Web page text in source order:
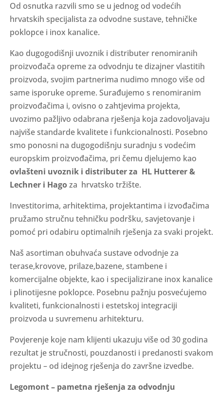
Od osnutka razvili smo se u jednog od vodećih
hrvatskih specijalista za odvodne sustave, tehničke
poklopce i inox kanalice.
Kao dugogodišnji uvoznik i distributer renomiranih
proizvođača opreme za odvodnju te dizajner vlastitih
proizvoda, svojim partnerima nudimo mnogo više od
same isporuke opreme. Surađujemo s renomiranim
proizvođačima i, ovisno o zahtjevima projekta,
uvozimo pažljivo odabrana rješenja koja zadovoljavaju
najviše standarde kvalitete i funkcionalnosti. Posebno
smo ponosni na dugogodišnju suradnju s vodećim
europskim proizvođačima, pri čemu djelujemo kao
ovlašteni uvoznik i distributer za HL Hutterer &
Lechner i Hagoza hrvatsko tržište.
Investitorima, arhitektima, projektantima i izvođačima
pružamo stručnu tehničku podršku, savjetovanje i
pomoć pri odabiru optimalnih rješenja za svaki projekt.
Naš asortiman obuhvaća sustave odvodnje za
terase,krovove, prilaze,bazene, stambene i
komercijalne objekte, kao i specijalizirane inox kanalice
i plinotijesne poklopce. Posebnu pažnju posvećujemo
kvaliteti, funkcionalnosti i estetskoj integraciji
proizvoda u suvremenu arhitekturu.
Povjerenje koje nam klijenti ukazuju više od 30 godina
rezultat je stručnosti, pouzdanosti i predanosti svakom
projektu – od idejnog rješenja do završne izvedbe.
Legomont – pametna rješenja za odvodnju